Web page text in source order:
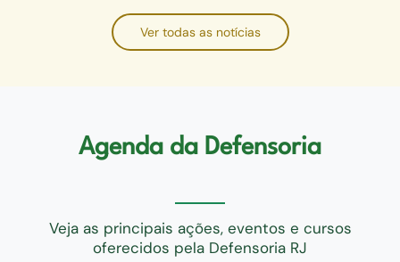
Ver todas as notícias
Agenda da Defensoria
Veja as principais ações, eventos e cursos
oferecidos pela Defensoria RJ